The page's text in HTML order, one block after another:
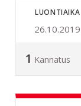
LUONTIAIKA
26.10.2019
1 Kannatus